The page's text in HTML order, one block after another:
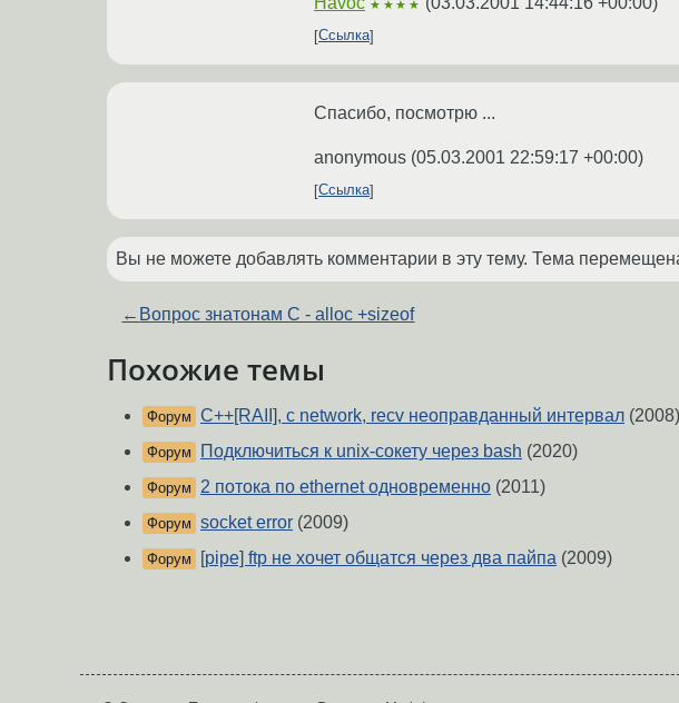
★★★★
Ссылка
Спасибо, посмотрю ...
anonymous (05.03.2001 22:59:17 +00:00)
Ссылка
Вы не можете добавлять комментарии в эту тему. Тема
← Вопрос знатонам C - alloc +sizeof
Похожие темы
Форум C++[RAII], c network, recv неоправданный интервал (2008)
Форум Подключиться к unix-сокету через bash (2020)
Форум 2 потока по ethernet одновременно (2011)
Форум socket error (2009)
Форум [pipe] ftp не хочет общатся через два пайпа (2009)